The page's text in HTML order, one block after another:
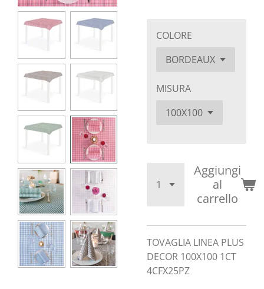
COLORE
MISURA
Aggiungi
al
carrello
TOVAGLIA LINEA PLUS
DECOR 100X100 1CT
4CFX25PZ